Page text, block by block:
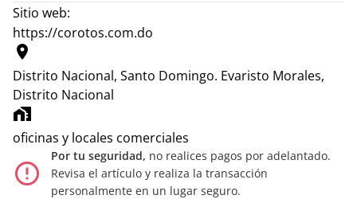
Sitio web:
https://corotos.com.do
location_on
Distrito Nacional, Santo Domingo. Evaristo Morales,
Distrito Nacional
home_work
oficinas y locales comerciales
error_outline
Por tu seguridad, no realices pagos por adelantado.
Revisa el artículo y realiza la transacción
personalmente en un lugar seguro.